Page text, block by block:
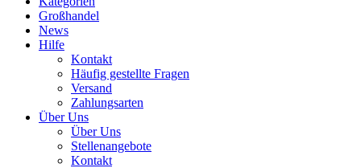
Großhandel
News
Hilfe
Kontakt
Häufig gestellte Fragen
Versand
Zahlungsarten
Über Uns
Über Uns
Stellenangebote
Kontakt